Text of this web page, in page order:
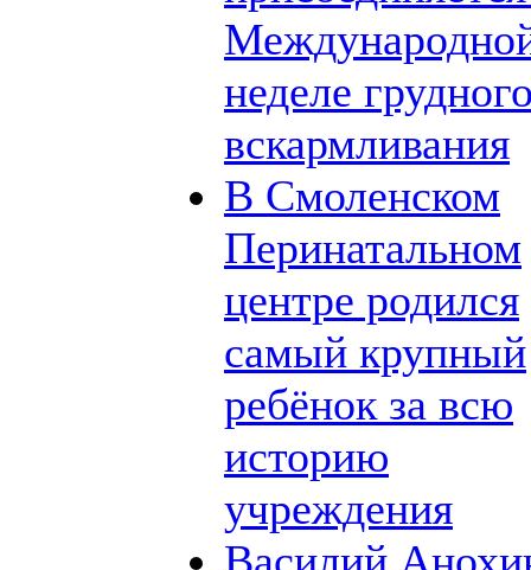
неделе
вскармливания
В Смоленском
Перинатальном
центре родился
самый крупный
ребёнок за всю
историю
учреждения